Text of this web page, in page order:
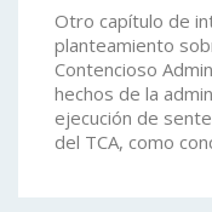
Otro capítulo de
planteamiento
Contencioso
hechos de la
ejecución de
del TCA, como